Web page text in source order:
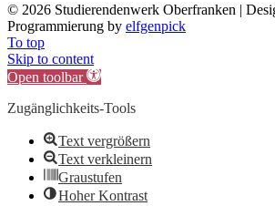
© 2026 Studierendenwerk Oberfranken |
Programmierung by elfgenpick
To top
Skip to content
Open toolbar
Zugänglichkeits-Tools
Text vergrößern
Text verkleinern
Graustufen
Hoher Kontrast